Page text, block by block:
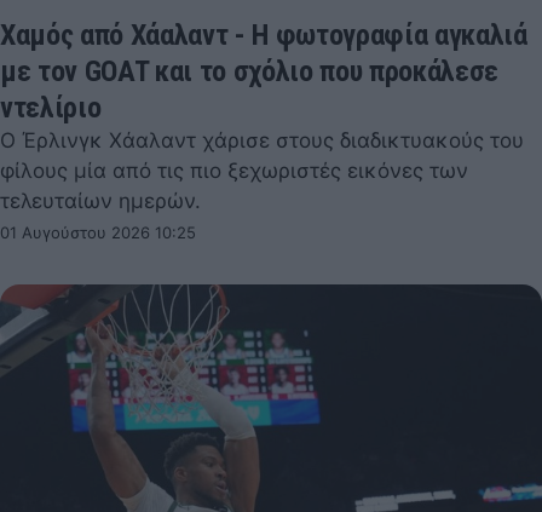
Χαμός από Χάαλαντ - Η φωτογραφία αγκαλιά
με τον GOAT και το σχόλιο που προκάλεσε
ντελίριο
Ο Έρλινγκ Χάαλαντ χάρισε στους διαδικτυακούς του
φίλους μία από τις πιο ξεχωριστές εικόνες των
τελευταίων ημερών.
01 Αυγούστου 2026 10:25